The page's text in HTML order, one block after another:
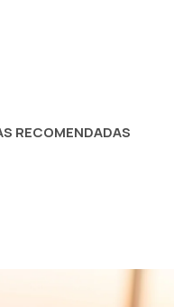
RECOMENDADAS